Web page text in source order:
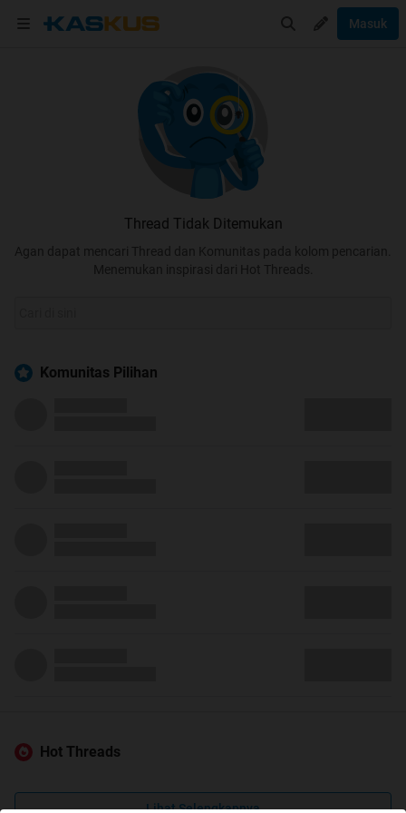
Masuk
Thread Tidak Ditemukan
Agan dapat mencari Thread dan Komunitas pada kolom pencarian.
Menemukan inspirasi dari Hot Threads.
Komunitas Pilihan
Hot Threads
Lihat Selengkapnya